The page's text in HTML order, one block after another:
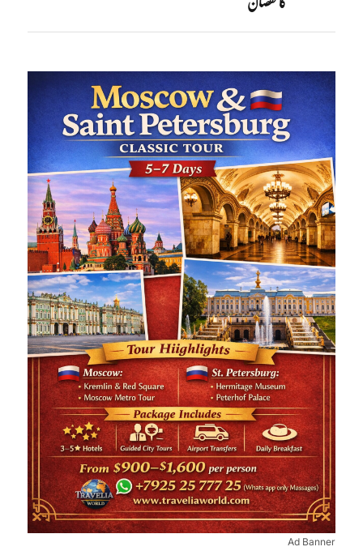
Ad Banner